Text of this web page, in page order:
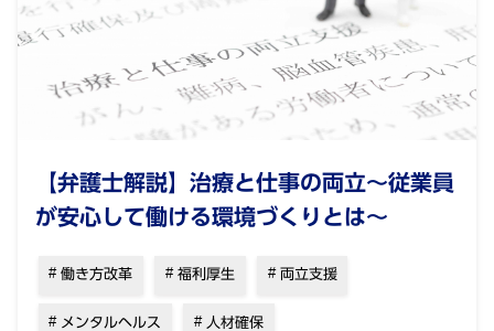
【弁護士解説】治療と仕事の両立～従業員
が安心して働ける環境づくりとは～
働き方改革 福利厚生 両立支援
メンタルヘルス 人材確保